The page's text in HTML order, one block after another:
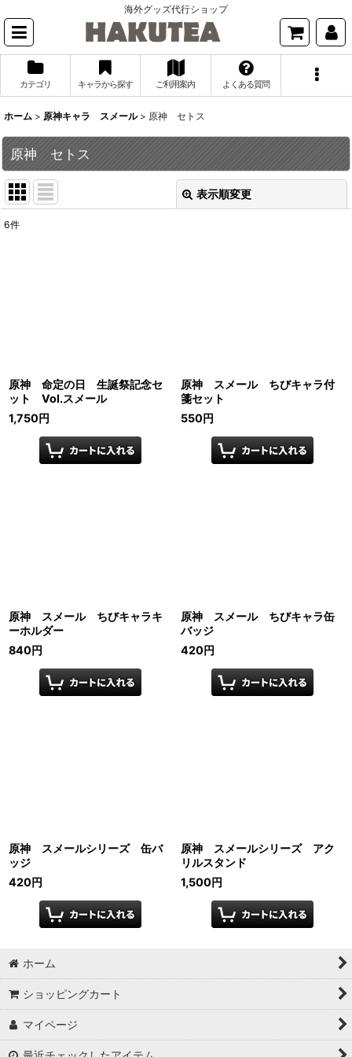
海外グッズ代行ショップ
カテゴリ キャラから探す ご利用案内 よくある質問
ホーム > 原神キャラ スメール > 原神 セトス
原神 セトス
表示順変更
6件
原神 命定の日 生誕祭記念セ
ット Vol.スメール
1,750円
原神 スメール ちびキャラ付
箋セット
550円
原神 スメール ちびキャラキ
ーホルダー
840円
原神 スメール ちびキャラ缶
バッジ
420円
原神 スメールシリーズ 缶バ
ッジ
420円
原神 スメールシリーズ アク
リルスタンド
1,500円
ホーム
ショッピングカート
マイページ